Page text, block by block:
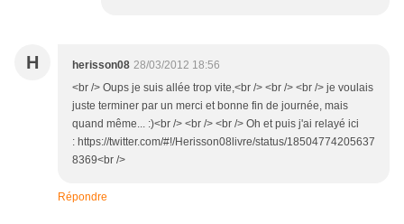
H herisson08 28/03/2012 18:56
<br /> Oups je suis allée trop vite,<br /> <br /> <br /> je voulais
juste terminer par un merci et bonne fin de journée, mais
quand même... :)<br /> <br /> <br /> Oh et puis j'ai relayé ici
: https://twitter.com/#!/Herisson08livre/status/18504774205637
8369<br />
Répondre